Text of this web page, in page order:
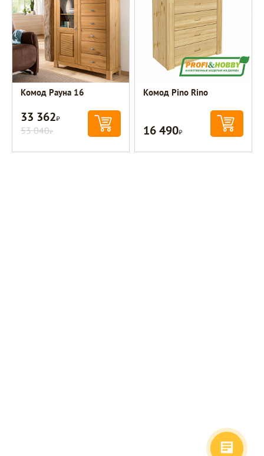
Комод Рауна 16
33 362Р
53 040Р
Комод Pino Rino
16 490Р